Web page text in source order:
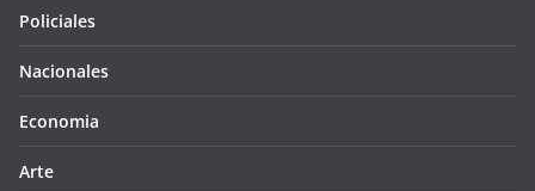
Policiales
Nacionales
Economia
Arte